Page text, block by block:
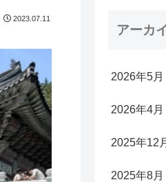
2023.07.11
アーカ
2026年5月
2026年4月
2025年12
2025年8月